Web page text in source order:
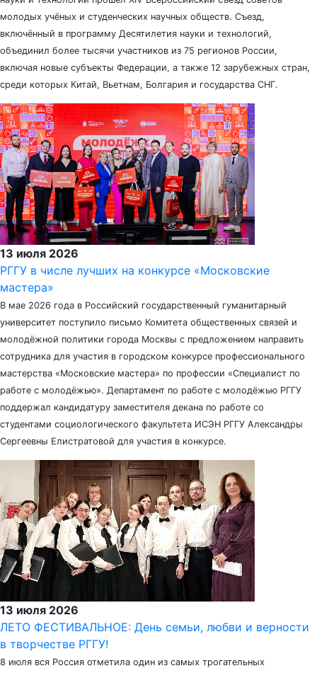
молодых учёных и студенческих научных обществ. Съезд,
включённый в программу Десятилетия науки и технологий,
объединил более тысячи участников из 75 регионов России,
включая новые субъекты Федерации, а также 12 зарубежных стран,
среди которых Китай, Вьетнам, Болгария и государства СНГ.
13 июля 2026
РГГУ в числе лучших на конкурсе «Московские
мастера»
В мае 2026 года в Российский государственный гуманитарный
университет поступило письмо Комитета общественных связей и
молодёжной политики города Москвы с предложением направить
сотрудника для участия в городском конкурсе профессионального
мастерства «Московские мастера» по профессии «Специалист по
работе с молодёжью». Департамент по работе с молодёжью РГГУ
поддержал кандидатуру заместителя декана по работе со
студентами социологического факультета ИСЭН РГГУ Александры
Сергеевны Елистратовой для участия в конкурсе.
13 июля 2026
ЛЕТО ФЕСТИВАЛЬНОЕ: День семьи, любви и верности
в творчестве РГГУ!
8 июля вся Россия отметила один из самых трогательных